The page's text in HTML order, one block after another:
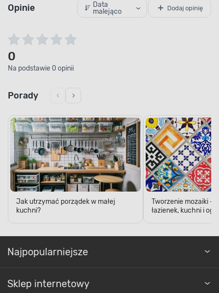
Opinie
Data
malejąco
Dodaj opinię
0
Na podstawie 0 opinii
Porady
Jak utrzymać porządek w małej
kuchni?
Tworzenie mozaiki -
łazienek, kuchni i
Najpopularniejsze
Sklep internetowy